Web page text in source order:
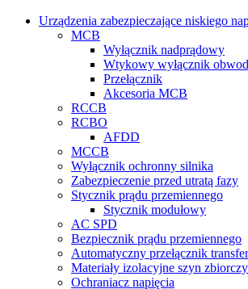
Urządzenia zabezpieczające niskiego
MCB
Wyłącznik nadprądowy
Wtykowy wyłącznik
Przełącznik
Akcesoria MCB
RCCB
RCBO
AFDD
MCCB
Wyłącznik ochronny silnika
Zabezpieczenie przed utratą fazy
Stycznik prądu przemiennego
Stycznik modułowy
AC SPD
Bezpiecznik prądu przemiennego
Automatyczny przełącznik
Materiały izolacyjne szyn
Ochraniacz napięcia